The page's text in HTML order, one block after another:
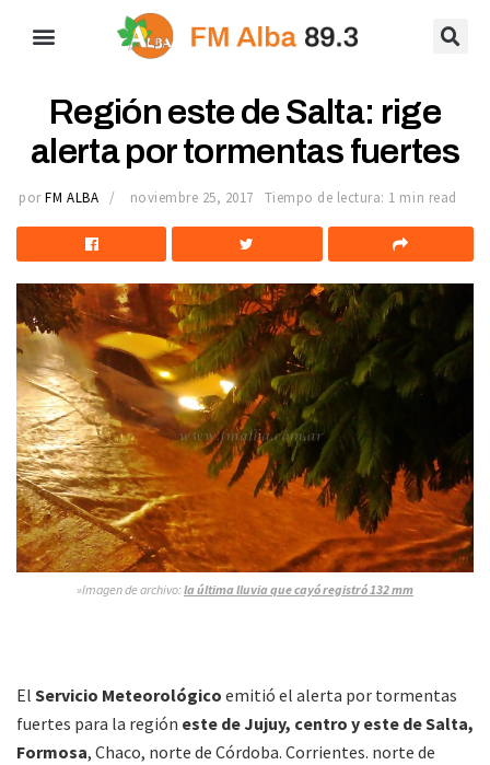
Región este de Salta: rige
alerta por tormentas fuertes
por FM ALBA noviembre 25, 2017 Tiempo de lectura: 1 min read
»Imagen de archivo:la última lluvia que cayó registró 132 mm
El Servicio Meteorológico emitió el alerta por tormentas
fuertes para la región este de Jujuy, centro y este de Salta,
Formosa, Chaco, norte de Córdoba. Corrientes. norte de